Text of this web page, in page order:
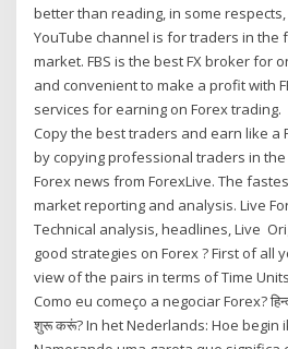
better than reading, in some
YouTube channel is for traders in the
market. FBS is the best FX broker for
and convenient to make a profit with
services for earning on Forex trading.
Copy the best traders and earn like a
by copying professional traders in the
Forex news from ForexLive. The
market reporting and analysis. Live
Technical analysis, headlines, Live
good strategies on Forex ? First of all
view of the pairs in terms of Time Units
Como eu começo a negociar Forex? हिन्दी
शुरू करूं? In het Nederlands: Hoe begin